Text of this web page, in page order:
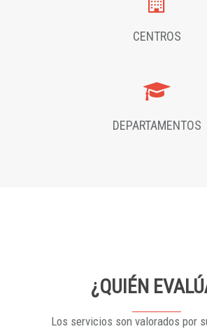
CENTROS
DEPARTAMENTOS
¿QUIÉN
Los servicios son valorados por